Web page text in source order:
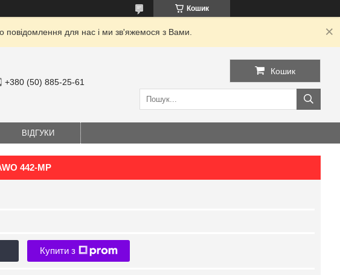
Кошик
для нас і ми зв'яжемося з Вами.
+380 (50) 885-25-61
Кошик
ВІДГУКИ
442-MP
Купити з